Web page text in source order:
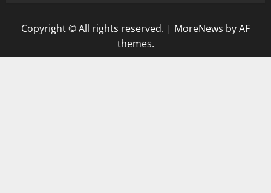
Copyright © All rights reserved. | MoreNews by AF
themes.